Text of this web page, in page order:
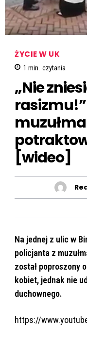
ŻYCIE W UK
1 min. czytania
„Nie
[wideo]
Na jednej z ulic w
policjanta z
został poproszony
kobiet, jednak nie
duchownego.
https://